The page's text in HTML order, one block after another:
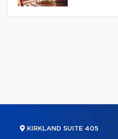
KIRKLAND SUITE 405